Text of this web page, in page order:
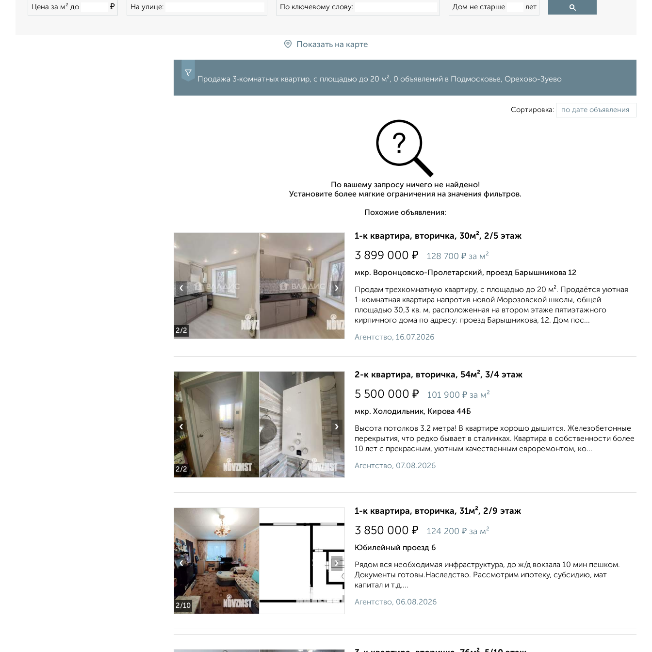
Цена за м² до ₽ На улице: По ключевому слову: Дом не старше лет
Показать на карте
Продажа 3‑комнатных квартир, c площадью до 20 м², 0 объявлений в Подмосковье, Орехово-Зуево
Сортировка:
По вашему запросу ничего не найдено!
Установите более мягкие ограничения на значения фильтров.
Похожие объявления:
2/2
‹ ›
1-к квартира, вторичка, 30м², 2/5 этаж
3 899 000 ₽ 128 700 ₽ за м²
мкр. Воронцовско-Пролетарский, проезд Барышникова 12
Продам трехкомнатную квартиру, c площадью до 20 м². Продаётся уютная
1-комнатная квартира напротив новой Морозовской школы, общей
площадью 30,3 кв. м, расположенная на втором этаже пятиэтажного
кирпичного дома по адресу: проезд Барышникова, 12. Дом пос...
Агентство, 16.07.2026
2/2
‹ ›
2-к квартира, вторичка, 54м², 3/4 этаж
5 500 000 ₽ 101 900 ₽ за м²
мкр. Холодильник, Кирова 44Б
Высота потолков 3.2 метра! В квартире хорошо дышится. Железобетонные
перекрытия, что редко бывает в сталинках. Квартира в собственности более
10 лет с прекрасным, уютным качественным евроремонтом, ко...
Агентство, 07.08.2026
2/10
‹ ›
1-к квартира, вторичка, 31м², 2/9 этаж
3 850 000 ₽ 124 200 ₽ за м²
Юбилейный проезд 6
Рядом вся необходимая инфраструктура, до ж/д вокзала 10 мин пешком.
Документы готовы.Наследство. Рассмотрим ипотеку, субсидию, мат
капитал и т.д....
Агентство, 06.08.2026